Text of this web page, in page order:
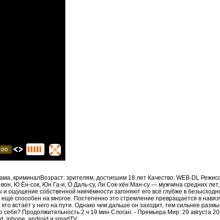
криминалВозраст: зрителям, достигшим 18 лет Качество: WEB-DL
Ю Ён-сок, Юн Га-и, О Даль-су, Ли Сок-хён Ман-су — мужчина средних лет,
ощущение собственной никчёмности загоняют его всё глубже в
способен на многое. Постепенно это стремление превращается в
встаёт у него на пути. Однако чем дальше он заходит, тем сильнее
Продолжительность:2 ч 19 мин Слоган: - Премьера Мир: 29 августа